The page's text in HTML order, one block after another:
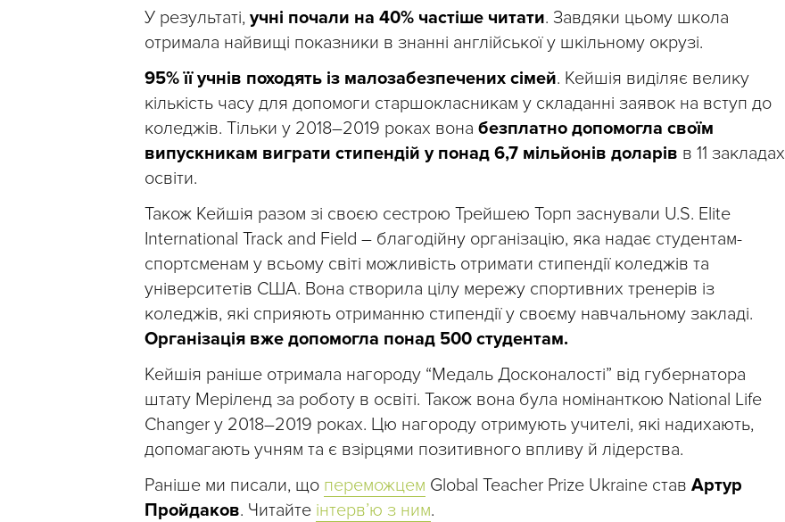
У результаті, учні почали на 40% частіше читати. Завдяки цьому школа
отримала найвищі показники в знанні англійської у шкільному окрузі.
95% її учнів походять із малозабезпечених сімей. Кейшія виділяє велику
кількість часу для допомоги старшокласникам у складанні заявок на вступ до
коледжів. Тільки у 2018–2019 роках вона безплатно допомогла своїм
випускникам виграти стипендій у понад 6,7 мільйонів доларів в 11 закладах
освіти.
Також Кейшія разом зі своєю сестрою Трейшею Торп заснували U.S. Elite
International Track and Field – благодійну організацію, яка надає студентам-
спортсменам у всьому світі можливість отримати стипендії коледжів та
університетів США. Вона створила цілу мережу спортивних тренерів із
коледжів, які сприяють отриманню стипендії у своєму навчальному закладі.
Організація вже допомогла понад 500 студентам.
Кейшія раніше отримала нагороду “Медаль Досконалості” від губернатора
штату Меріленд за роботу в освіті. Також вона була номінанткою National Life
Changer у 2018–2019 роках. Цю нагороду отримують учителі, які надихають,
допомагають учням та є взірцями позитивного впливу й лідерства.
Раніше ми писали, що переможцем Global Teacher Prize Ukraine став Артур
Пройдаков. Читайте інтерв’ю з ним.